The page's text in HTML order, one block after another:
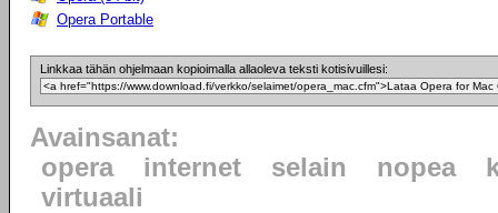
Opera Portable
Linkkaa tähän ohjelmaan kopioimalla allaoleva teksti kotisivuillesi:
Avainsanat:
opera
internet selain nopea
virtuaali